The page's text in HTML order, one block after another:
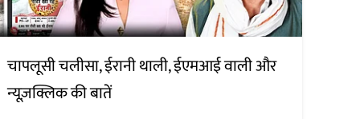
चापलूसी चलीसा, ईरानी थाली, ईएमआई वाली और
न्यूज़क्लिक की बातें